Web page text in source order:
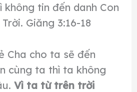
không tin đến danh Con
Giăng 3:16-18
Cha cho ta sẽ đến
cùng ta thì ta không
Vì ta từ trên trời